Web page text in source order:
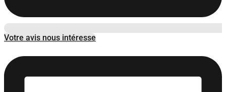
Votre avis nous intéresse